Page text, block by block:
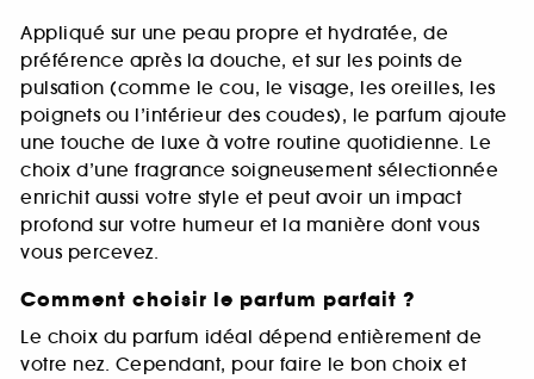
Appliqué sur une peau propre et hydratée, de
préférence après la douche, et sur les points de
pulsation (comme le cou, le visage, les oreilles, les
poignets ou l’intérieur des coudes), le parfum ajoute
une touche de luxe à votre routine quotidienne. Le
choix d’une fragrance soigneusement sélectionnée
enrichit aussi votre style et peut avoir un impact
profond sur votre humeur et la manière dont vous
vous percevez.
Comment choisir le parfum parfait ?
Le choix du parfum idéal dépend entièrement de
votre nez. Cependant, pour faire le bon choix et